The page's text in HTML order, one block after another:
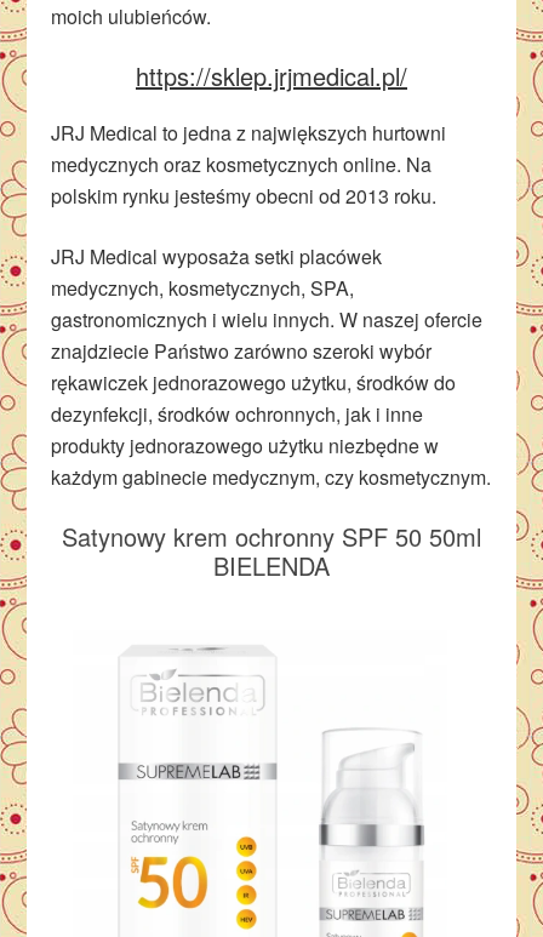
moich ulubieńców.
https://sklep.jrjmedical.pl/
JRJ Medical to jedna z największych hurtowni
medycznych oraz kosmetycznych online. Na
polskim rynku jesteśmy obecni od 2013 roku.
JRJ Medical wyposaża setki placówek
medycznych, kosmetycznych, SPA,
gastronomicznych i wielu innych. W naszej ofercie
znajdziecie Państwo zarówno szeroki wybór
rękawiczek jednorazowego użytku, środków do
dezynfekcji, środków ochronnych, jak i inne
produkty jednorazowego użytku niezbędne w
każdym gabinecie medycznym, czy kosmetycznym.
Satynowy krem ochronny SPF 50 50ml
BIELENDA